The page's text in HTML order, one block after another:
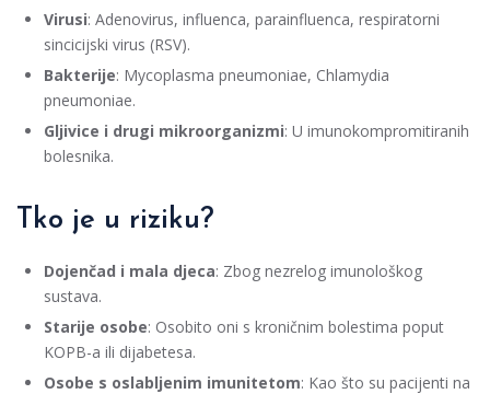
Virusi: Adenovirus, influenca, parainfluenca, respiratorni
sincicijski virus (RSV).
Bakterije: Mycoplasma pneumoniae, Chlamydia
pneumoniae.
Gljivice i drugi mikroorganizmi: U imunokompromitiranih
bolesnika.
Tko je u riziku?
Dojenčad i mala djeca: Zbog nezrelog imunološkog
sustava.
Starije osobe: Osobito oni s kroničnim bolestima poput
KOPB-a ili dijabetesa.
Osobe s oslabljenim imunitetom: Kao što su pacijenti na